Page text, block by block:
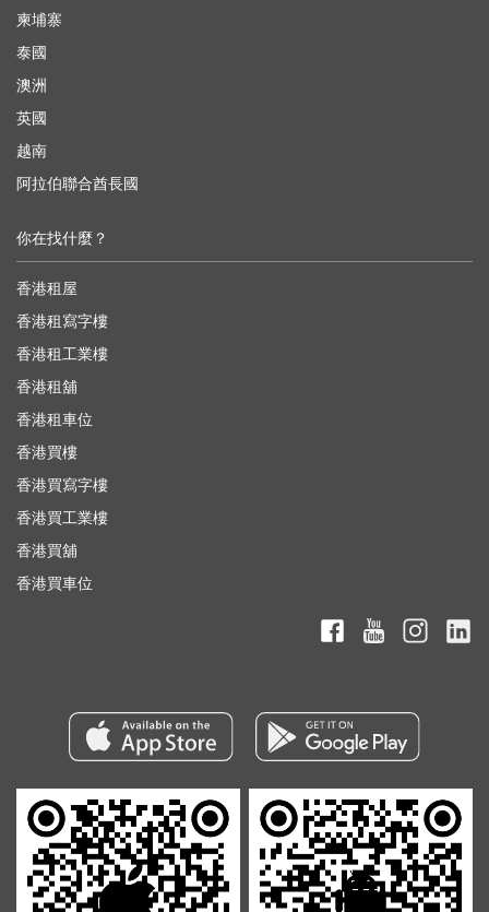
柬埔寨
泰國
澳洲
英國
越南
阿拉伯聯合酋長國
你在找什麼？
香港租屋
香港租寫字樓
香港租工業樓
香港租舖
香港租車位
香港買樓
香港買寫字樓
香港買工業樓
香港買舖
香港買車位